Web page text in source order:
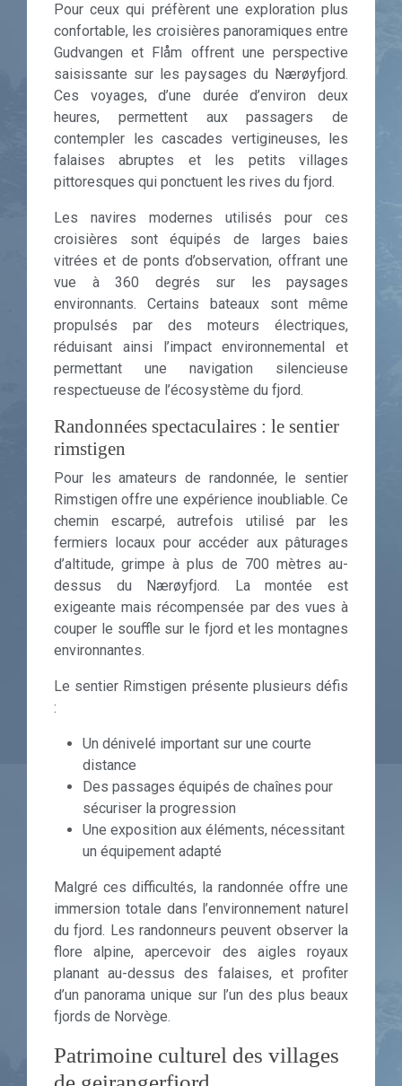
Pour ceux qui préfèrent une exploration plus
confortable, les croisières panoramiques entre
Gudvangen et Flåm offrent une perspective
saisissante sur les paysages du Nærøyfjord.
Ces voyages, d’une durée d’environ deux
heures, permettent aux passagers de
contempler les cascades vertigineuses, les
falaises abruptes et les petits villages
pittoresques qui ponctuent les rives du fjord.
Les navires modernes utilisés pour ces
croisières sont équipés de larges baies
vitrées et de ponts d’observation, offrant une
vue à 360 degrés sur les paysages
environnants. Certains bateaux sont même
propulsés par des moteurs électriques,
réduisant ainsi l’impact environnemental et
permettant une navigation silencieuse
respectueuse de l’écosystème du fjord.
Randonnées spectaculaires : le sentier
rimstigen
Pour les amateurs de randonnée, le sentier
Rimstigen offre une expérience inoubliable. Ce
chemin escarpé, autrefois utilisé par les
fermiers locaux pour accéder aux pâturages
d’altitude, grimpe à plus de 700 mètres au-
dessus du Nærøyfjord. La montée est
exigeante mais récompensée par des vues à
couper le souffle sur le fjord et les montagnes
environnantes.
Le sentier Rimstigen présente plusieurs défis
:
Un dénivelé important sur une courte
distance
Des passages équipés de chaînes pour
sécuriser la progression
Une exposition aux éléments, nécessitant
un équipement adapté
Malgré ces difficultés, la randonnée offre une
immersion totale dans l’environnement naturel
du fjord. Les randonneurs peuvent observer la
flore alpine, apercevoir des aigles royaux
planant au-dessus des falaises, et profiter
d’un panorama unique sur l’un des plus beaux
fjords de Norvège.
Patrimoine culturel des villages